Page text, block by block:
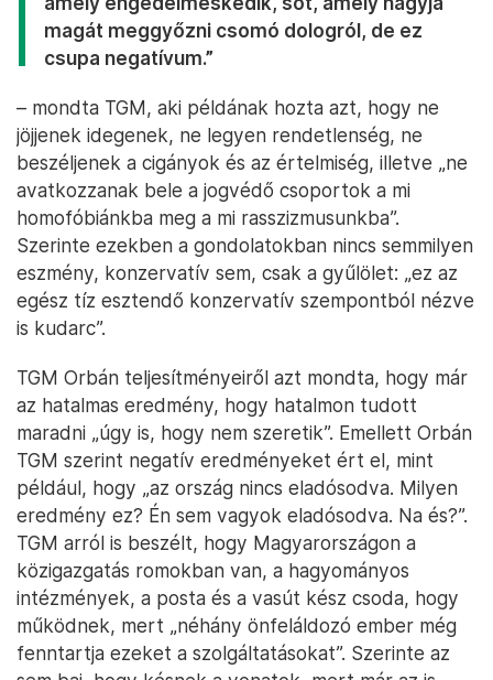
magát meggyőzni csomó dologról, de ez
csupa negatívum.”
– mondta TGM, aki példának hozta azt, hogy ne
jöjjenek idegenek, ne legyen rendetlenség, ne
beszéljenek a cigányok és az értelmiség, illetve „ne
avatkozzanak bele a jogvédő csoportok a mi
homofóbiánkba meg a mi rasszizmusunkba”.
Szerinte ezekben a gondolatokban nincs semmilyen
eszmény, konzervatív sem, csak a gyűlölet: „ez az
egész tíz esztendő konzervatív szempontból nézve
is kudarc”.
TGM Orbán teljesítményeiről azt mondta, hogy már
az hatalmas eredmény, hogy hatalmon tudott
maradni „úgy is, hogy nem szeretik”. Emellett Orbán
TGM szerint negatív eredményeket ért el, mint
például, hogy „az ország nincs eladósodva. Milyen
eredmény ez? Én sem vagyok eladósodva. Na és?”.
TGM arról is beszélt, hogy Magyarországon a
közigazgatás romokban van, a hagyományos
intézmények, a posta és a vasút kész csoda, hogy
működnek, mert „néhány önfeláldozó ember még
fenntartja ezeket a szolgáltatásokat”. Szerinte az